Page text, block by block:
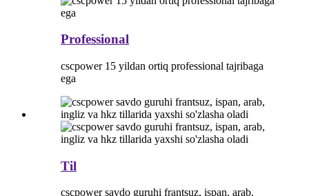
Professional
cscpower 15 yildan ortiq professional tajribaga
ega
Til
cscpower savdo guruhi frantsuz, ispan, arab,